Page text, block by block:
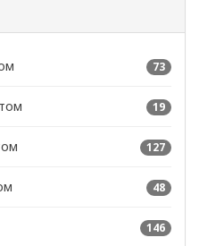
73
19
127
48
146